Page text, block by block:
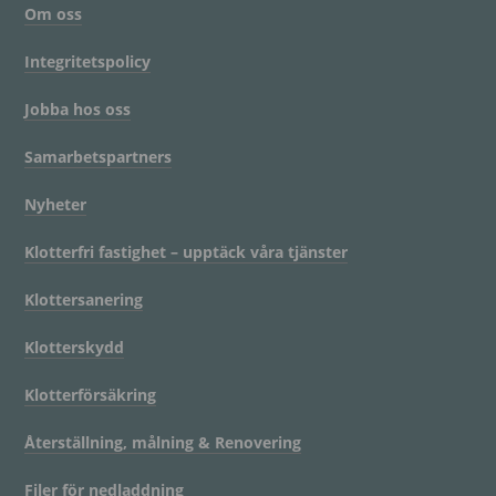
Om oss
Integritetspolicy
Jobba hos oss
Samarbetspartners
Nyheter
Klotterfri fastighet – upptäck våra tjänster
Klottersanering
Klotterskydd
Klotterförsäkring
Återställning, målning & Renovering
Filer för nedladdning